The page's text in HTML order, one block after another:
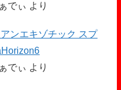
でぃ より
ンエキゾチック スプ
でぃ より